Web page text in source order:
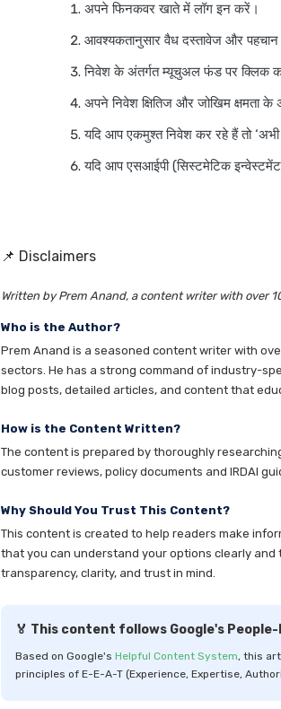
अपने फिनकवर खाते में लॉग इन करें।
आवश्यकतानुसार वैध दस्तावेज और पहचान
निवेश के अंतर्गत म्यूचुअल फंड पर क्लिक
अपने निवेश क्षितिज और जोखिम क्षमता
यदि आप एकमुश्त निवेश कर रहे हैं तो
यदि आप एसआईपी (सिस्टमेटिक
📌 Disclaimers
Written by Prem Anand, a content writer with over
Who is the Author?
Prem Anand is a seasoned content writer with
sectors. He has a strong command of industry-
blog posts, detailed articles, and content that
How is the Content Written?
The content is prepared by thoroughly
customer reviews, policy documents and IRDAI
Why Should You Trust This Content?
This content is created to help readers make
that you can understand your options clearly
transparency, clarity, and trust in mind.
🏅 This content follows Google's
Based on Google's Helpful Content System, this
principles of E-E-A-T (Experience, Expertise,